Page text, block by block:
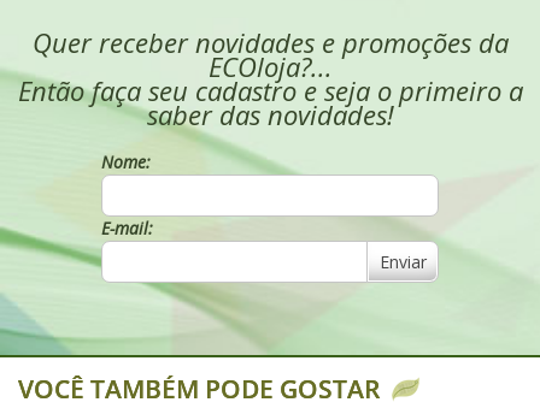
Quer receber novidades e promoções da
ECOloja?...
Então faça seu cadastro e seja o primeiro a
saber das novidades!
Nome:
E-mail:
Enviar
VOCÊ TAMBÉM PODE GOSTAR